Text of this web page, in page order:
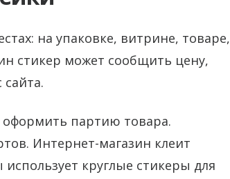
на упаковке, витрине, товаре,
стикер может сообщить цену,
оформить партию товара.
Интернет-магазин клеит
круглые стикеры для